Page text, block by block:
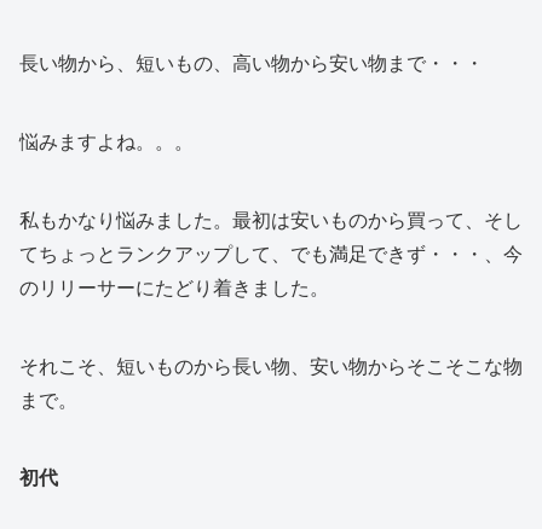
長い物から、短いもの、高い物から安い物まで・・・
悩みますよね。。。
私もかなり悩みました。最初は安いものから買って、そし
てちょっとランクアップして、でも満足できず・・・、今
のリリーサーにたどり着きました。
それこそ、短いものから長い物、安い物からそこそこな物
まで。
初代